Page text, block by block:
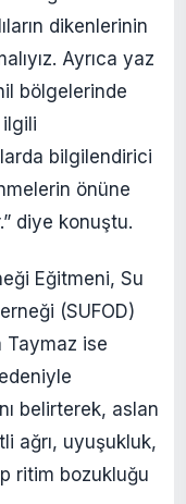
dikenlerinin
Ayrıca yaz
bölgelerinde
ilgili
bilgilendirici
önüne
diye konuştu.
Eğitmeni, Su
(SUFOD)
Taymaz ise
belirterek, aslan
ağrı, uyuşukluk,
ritim bozukluğu